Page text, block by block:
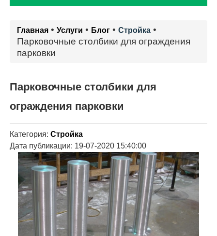
Главная • Услуги • Блог • Стройка •
Парковочные столбики для ограждения
парковки
Парковочные столбики для
ограждения парковки
Категория: Стройка
Дата публикации: 19-07-2020 15:40:00